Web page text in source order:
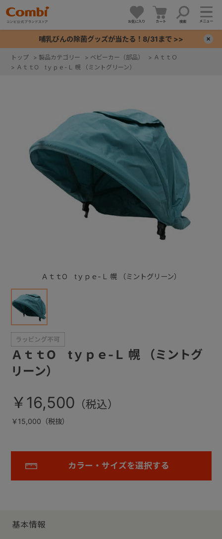
お気に入り カート 検索 メニュー
哺乳びんの除菌グッズが当たる！8/31まで >>
トップ > 製品カテゴリー > ベビーカー（部品） > ＡｔｔＯ
> ＡｔｔO tｙｐｅ-Ｌ 幌 （ミントグリーン）
ＡｔｔO tｙｐｅ-Ｌ 幌 （ミントグリーン）
ＡｔｔO tｙｐｅ-Ｌ 幌 （ミントグ
リーン）
￥16,500
￥15,000（税抜）
カラー・サイズを選択する
基本情報